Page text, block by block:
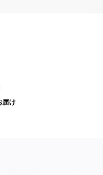
届け